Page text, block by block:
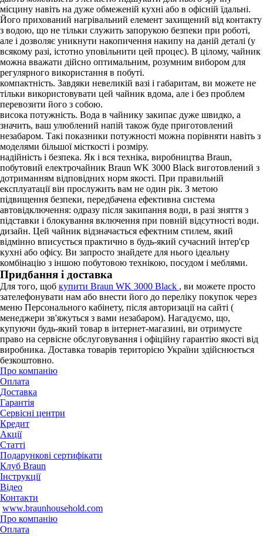
місцину навіть на дуже обмеженій кухні або в офісній їдальні.
Його прихований нагрівальний елемент захищений від контакту
з водою, що не тільки служить запорукою безпеки при роботі,
але і дозволяє уникнути накопичення накипу на даній деталі (у
всякому разі, істотно уповільнити цей процес). В цілому, чайник
можна вважати дійсно оптимальним, розумним вибором для
регулярного використання в побуті.
компактність. Завдяки невеликій вазі і габаритам, ви можете не
тільки використовувати цей чайник вдома, але і без проблем
перевозити його з собою.
висока потужність. Вода в чайнику закипає дуже швидко, а
значить, ваш улюблений напій також буде приготовлений
незабаром. Такі показники потужності можна порівняти навіть з
моделями більшої місткості і розміру.
надійність і безпека. Як і вся техніка, виробництва Braun,
побутовий електрочайник Braun WK 3000 Black виготовлений з
дотриманням відповідних норм якості. При правильній
експлуатації він прослужить вам не один рік. З метою
підвищення безпеки, передбачена ефективна система
автовідключення: одразу після закипання води, в разі зняття з
підставки і блокування включення при повній відсутності води.
дизайн. Цей чайник відзначається ефектним стилем, який
відмінно вписується практично в будь-який сучасний інтер'єр
кухні або офісу. Ви запросто знайдете для нього ідеальну
комбінацію з іншою побутовою технікою, посудом і меблями.
Придбання і доставка
Для того, щоб купити Braun WK 3000 Black , ви можете просто
зателефонувати нам або внести його до переліку покупок через
меню Персонального кабінету, після авторизації на сайті (
менеджери зв'яжуться з вами незабаром). Нагадуємо, що,
купуючи будь-який товар в інтернет-магазині, ви отримуєте
право на сервісне обслуговування і офіційну гарантію якості від
виробника. Доставка товарів територією України здійснюється
безкоштовно.
Про компанію
Оплата
Доставка
Гарантія
Сервісні центри
Кредит
Акції
Статті
Подарункові сертифікати
Клуб Braun
Iнструкції
Відео
Контакти
www.braunhousehold.com
Про компанію
Оплата